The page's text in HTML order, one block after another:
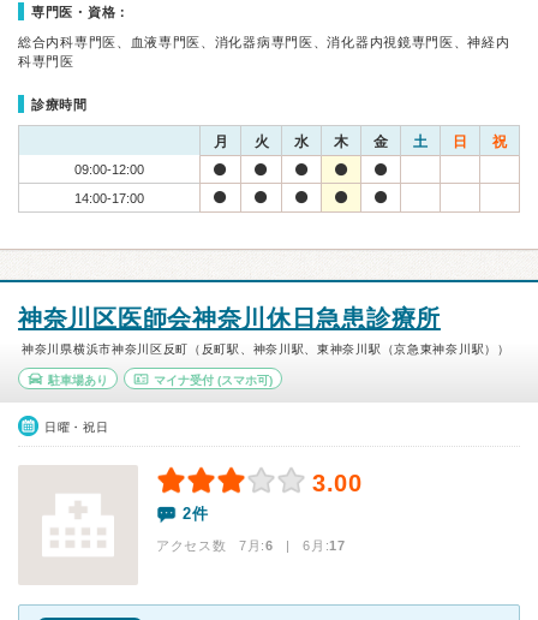
専門医・資格：
総合内科専門医、血液専門医、消化器病専門医、消化器内視鏡専門医、神経内
科専門医
診療時間
月 火 水 木 金 土 日 祝
09:00-12:00
14:00-17:00
神奈川区医師会神奈川休日急患診療所
神奈川県横浜市神奈川区反町（反町駅、神奈川駅、東神奈川駅（京急東神奈川駅））
駐車場あり マイナ受付(スマホ可)
日曜・祝日
3.00
2件
アクセス数 7月:6 | 6月:17